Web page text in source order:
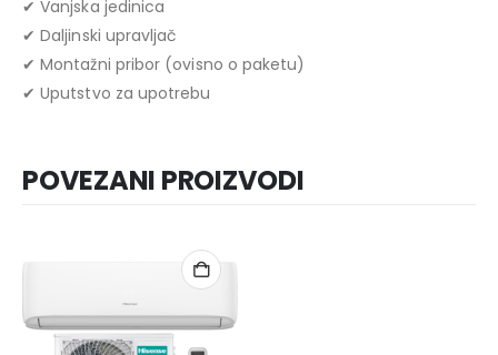
✔ Vanjska jedinica
✔ Daljinski upravljač
✔ Montažni pribor (ovisno o paketu)
✔ Uputstvo za upotrebu
POVEZANI PROIZVODI